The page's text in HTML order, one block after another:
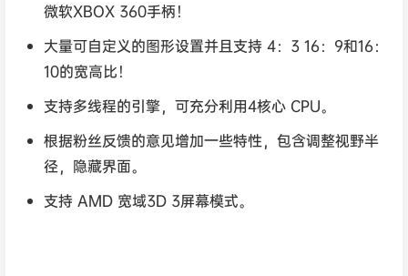
微软XBOX 360手柄！
大量可自定义的图形设置并且支持 4：3 16：9和16：
10的宽高比！
支持多线程的引擎，可充分利用4核心 CPU。
根据粉丝反馈的意见增加一些特性，包含调整视野半
径，隐藏界面。
支持 AMD 宽域3D 3屏幕模式。